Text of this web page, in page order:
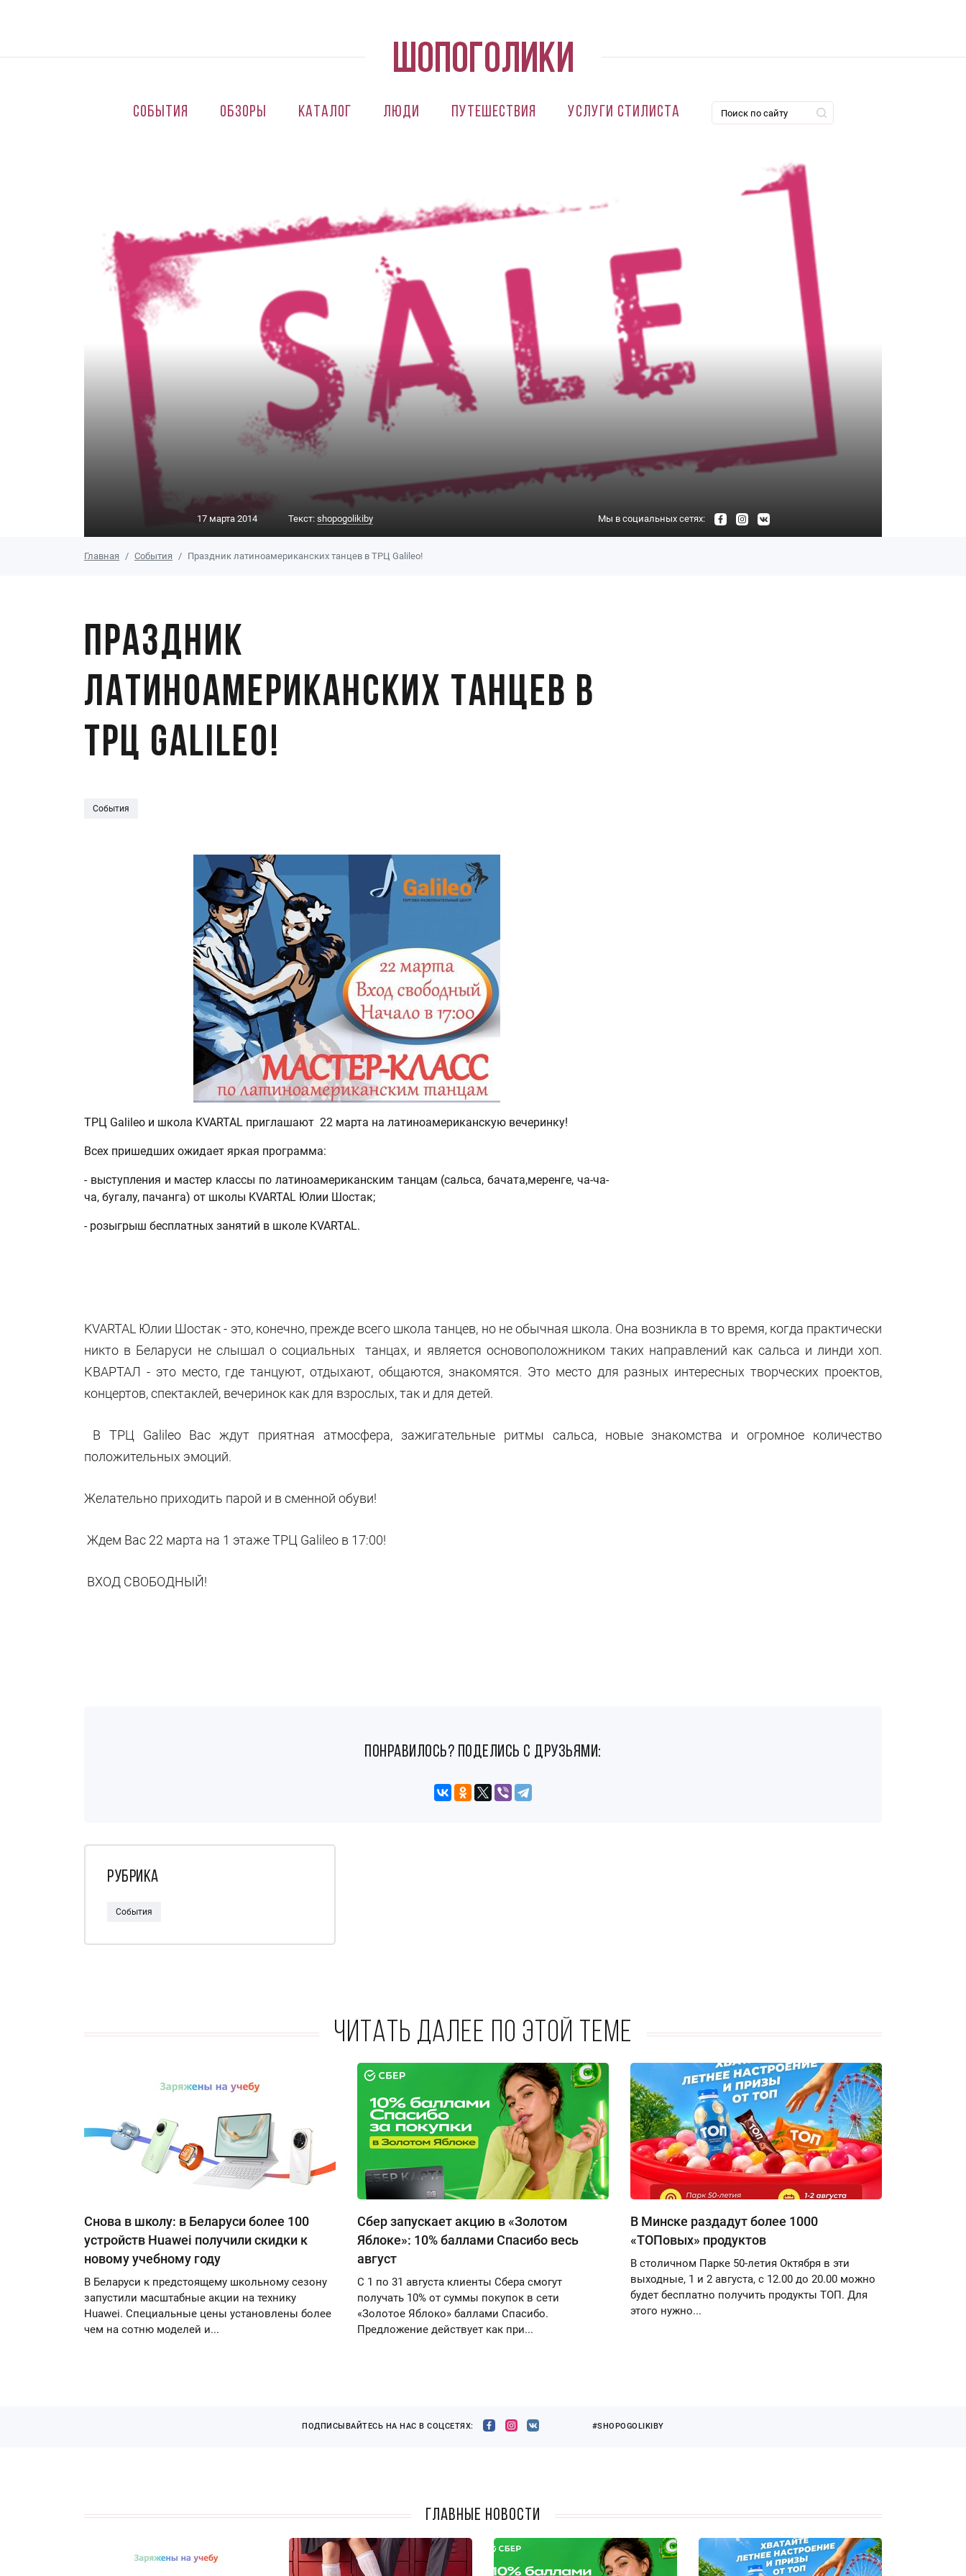
События Обзоры Каталог Люди Путешествия Услуги стилиста
17 марта 2014 Текст: shopogolikiby Мы в социальных сетях:
Главная События Праздник латиноамериканских танцев в ТРЦ Galileo!
Праздник
латиноамериканских танцев в
ТРЦ Galileo!
События
ТРЦ Galileo и школа KVARTAL приглашают 22 марта на латиноамериканскую вечеринку!
Всех пришедших ожидает яркая программа:
- выступления и мастер классы по латиноамериканским танцам (сальса, бачата,меренге, ча-ча-
ча, бугалу, пачанга) от школы KVARTAL Юлии Шостак;
- розыгрыш бесплатных занятий в школе KVARTAL.
KVARTAL Юлии Шостак - это, конечно, прежде всего школа танцев, но не обычная школа. Она возникла в то время, когда практически
никто в Беларуси не слышал о социальных танцах, и является основоположником таких направлений как сальса и линди хоп.
КВАРТАЛ - это место, где танцуют, отдыхают, общаются, знакомятся. Это место для разных интересных творческих проектов,
концертов, спектаклей, вечеринок как для взрослых, так и для детей.
В ТРЦ Galileo Вас ждут приятная атмосфера, зажигательные ритмы сальса, новые знакомства и огромное количество
положительных эмоций.
Желательно приходить парой и в сменной обуви!
Ждем Вас 22 марта на 1 этаже ТРЦ Galileo в 17:00!
ВХОД СВОБОДНЫЙ!
понравилось? поделись с друзьями:
Рубрика
События
Читать далее по этой теме
Снова в школу: в Беларуси более 100
устройств Huawei получили скидки к
новому учебному году
В Беларуси к предстоящему школьному сезону
запустили масштабные акции на технику
Huawei. Специальные цены установлены более
чем на сотню моделей и...
Сбер запускает акцию в «Золотом
Яблоке»: 10% баллами Спасибо весь
август
С 1 по 31 августа клиенты Сбера смогут
получать 10% от суммы покупок в сети
«Золотое Яблоко» баллами Спасибо.
Предложение действует как при...
В Минске раздадут более 1000
«ТОПовых» продуктов
В столичном Парке 50-летия Октября в эти
выходные, 1 и 2 августа, с 12.00 до 20.00 можно
будет бесплатно получить продукты ТОП. Для
этого нужно...
ПОДПИСЫВАЙТЕСЬ НА НАС В СОЦСЕТЯХ: #SHOPOGOLIKIBY
Главные новости